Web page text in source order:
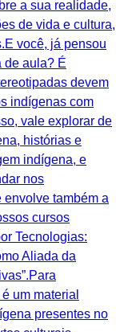
a sua realidade,
de vida e cultura,
você, já pensou
de aula? É
devem
indígenas com
vale explorar de
histórias e
indígena, e
nos
também a
cursos
Tecnologias:
Aliada da
um material
presentes no